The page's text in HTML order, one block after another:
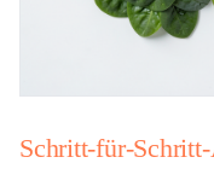
Schritt-für-